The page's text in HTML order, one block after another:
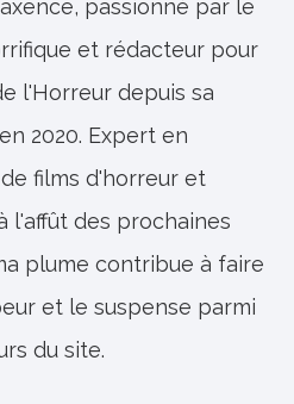
passionné par le
et rédacteur pour
l'Horreur depuis sa
2020. Expert en
films d'horreur et
l'affût des prochaines
plume contribue à faire
et le suspense parmi
du site.